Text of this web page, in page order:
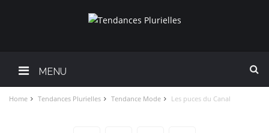
MENU
Home Tendances Plurielles Tendance Mode Les puces du Canal